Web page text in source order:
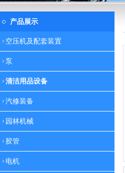
产品展示
空压机及配套装置
泵
清洁用品设备
汽修装备
园林机械
胶管
电机